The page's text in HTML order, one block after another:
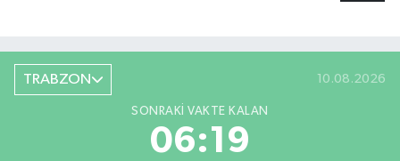
TRABZON 10.08.2026
SONRAKI VAKTE KALAN
06:18